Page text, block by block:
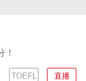
！
TOEFL 直播